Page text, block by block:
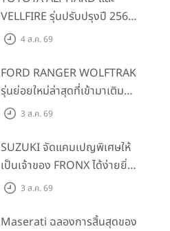
VELLFIRE รุ่นปรับปรุงปี 2569
พร้อมรุ่นย่อยใหม่ HEV
4 ส.ค. 69
FORD RANGER WOLFTRAK
รุ่นย่อยใหม่ล่าสุดที่เข้ามาเติม
เต็มไลน์อัป พร้อมตอบโจทย์ทุก
พร้อมลุย ด้วยราคาพิเศษเริ่ม
ต้นที่ 9.49 แสนบาท
3 ส.ค. 69
SUZUKI จัดแคมเปญพิเศษให้
เป็นเจ้าของ FRONX ได้ง่ายยิ่ง
ขึ้นสำหรับรุ่น GL ราคาพิเศษ
200 คัน พร้อมข้อเสนอสุดคุ้ม
3 ส.ค. 69
Maserati ฉลองการสิ้นสุดของ